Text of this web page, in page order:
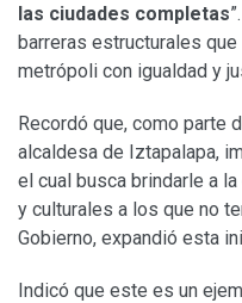
las ciudades completas
barreras estructurales
metrópoli con igualdad y
Recordó que, como parte
alcaldesa de Iztapalapa,
el cual busca brindarle a
y culturales a los que no
Gobierno, expandió esta
Indicó que este es un